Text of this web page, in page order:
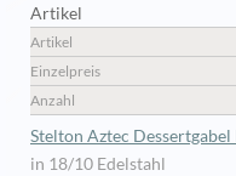
Artikel
Artikel
Einzelpreis
Anzahl
Stelton Aztec Dessertgabel
in 18/10 Edelstahl